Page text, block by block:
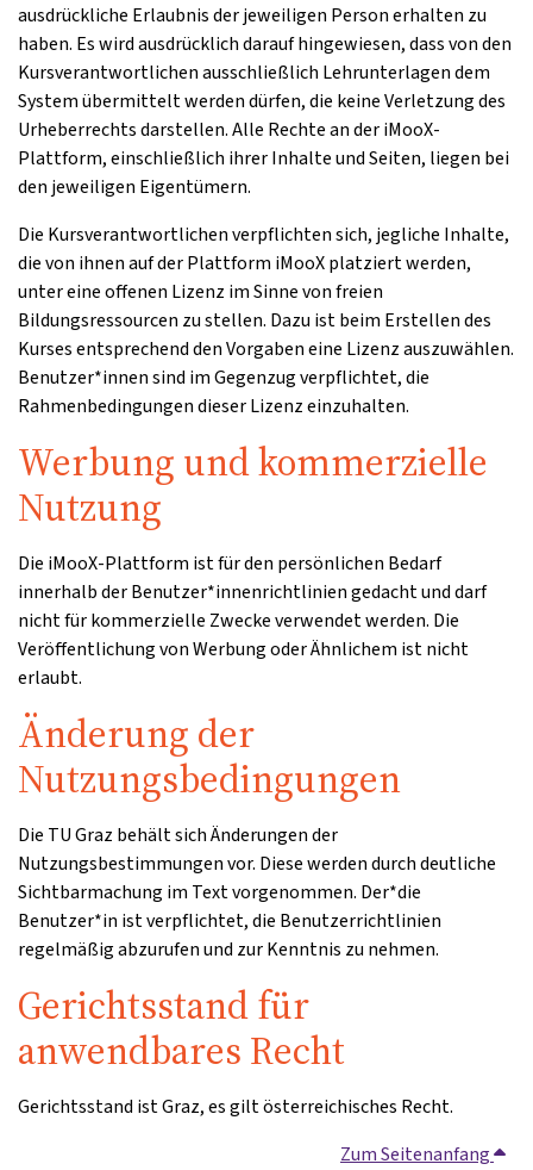
ausdrückliche Erlaubnis der jeweiligen Person erhalten zu
haben. Es wird ausdrücklich darauf hingewiesen, dass von den
Kursverantwortlichen ausschließlich Lehrunterlagen dem
System übermittelt werden dürfen, die keine Verletzung des
Urheberrechts darstellen. Alle Rechte an der iMooX-
Plattform, einschließlich ihrer Inhalte und Seiten, liegen bei
den jeweiligen Eigentümern.
Die Kursverantwortlichen verpflichten sich, jegliche Inhalte,
die von ihnen auf der Plattform iMooX platziert werden,
unter eine offenen Lizenz im Sinne von freien
Bildungsressourcen zu stellen. Dazu ist beim Erstellen des
Kurses entsprechend den Vorgaben eine Lizenz auszuwählen.
Benutzer*innen sind im Gegenzug verpflichtet, die
Rahmenbedingungen dieser Lizenz einzuhalten.
Werbung und kommerzielle
Nutzung
Die iMooX-Plattform ist für den persönlichen Bedarf
innerhalb der Benutzer*innenrichtlinien gedacht und darf
nicht für kommerzielle Zwecke verwendet werden. Die
Veröffentlichung von Werbung oder Ähnlichem ist nicht
erlaubt.
Änderung der
Nutzungsbedingungen
Die TU Graz behält sich Änderungen der
Nutzungsbestimmungen vor. Diese werden durch deutliche
Sichtbarmachung im Text vorgenommen. Der*die
Benutzer*in ist verpflichtet, die Benutzerrichtlinien
regelmäßig abzurufen und zur Kenntnis zu nehmen.
Gerichtsstand für
anwendbares Recht
Gerichtsstand ist Graz, es gilt österreichisches Recht.
Zum Seitenanfang